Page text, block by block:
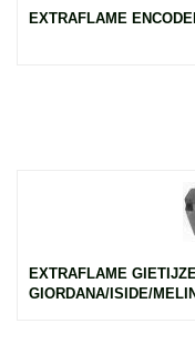
EXTRAFLAME
EXTRAFLAME
GIORDANA/ISIDE/